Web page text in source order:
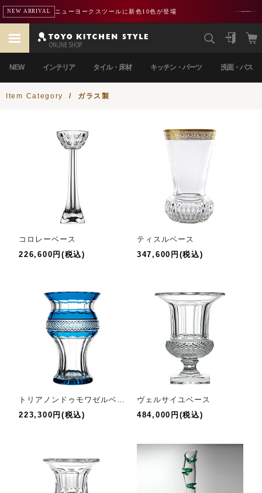
NEW ARRIVAL ニューヨークスツールに新色10色が登場
NEW インテリア タイル・床材 キッチン・パーツ 洗面・バス
Item Category / ガラス製
コロレーベース
226,600円(税込)
ティスルベース
347,600円(税込)
223,300円(税込)
ヴェルサイユベース
484,000円(税込)